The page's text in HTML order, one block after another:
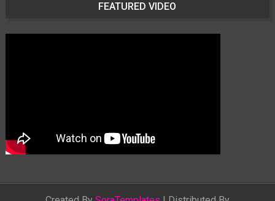
FEATURED VIDEO